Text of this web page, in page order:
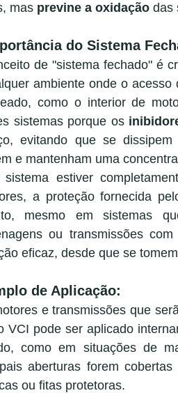
mas previne a oxidação das
do Sistema
de "sistema fechado" é
ambiente onde o
como o interior de
sistemas porque os
evitando que se
e mantenham uma
estiver
a proteção fornecida
mesmo em sistemas
ou transmissões
eficaz, desde que se
de Aplicação:
e transmissões que
VCI pode ser aplicado
como em situações de
aberturas forem
ou fitas protetoras.